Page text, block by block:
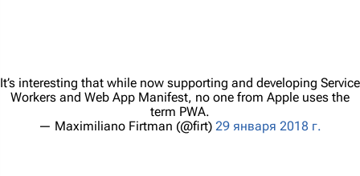
It’s interesting that while now supporting and developing Service
Workers and Web App Manifest, no one from Apple uses the
term PWA.
— Maximiliano Firtman (@firt) 29 января 2018 г.